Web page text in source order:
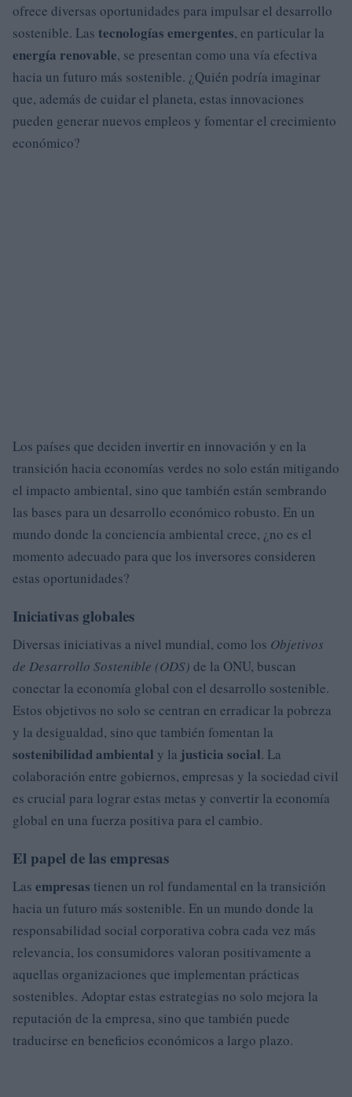
ofrece diversas oportunidades para impulsar el desarrollo
sostenible. Las tecnologías emergentes, en particular la
energía renovable, se presentan como una vía efectiva
hacia un futuro más sostenible. ¿Quién podría imaginar
que, además de cuidar el planeta, estas innovaciones
pueden generar nuevos empleos y fomentar el crecimiento
económico?
Los países que deciden invertir en innovación y en la
transición hacia economías verdes no solo están mitigando
el impacto ambiental, sino que también están sembrando
las bases para un desarrollo económico robusto. En un
mundo donde la conciencia ambiental crece, ¿no es el
momento adecuado para que los inversores consideren
estas oportunidades?
Iniciativas globales
Diversas iniciativas a nivel mundial, como los Objetivos
de Desarrollo Sostenible (ODS) de la ONU, buscan
conectar la economía global con el desarrollo sostenible.
Estos objetivos no solo se centran en erradicar la pobreza
y la desigualdad, sino que también fomentan la
sostenibilidad ambiental y la justicia social. La
colaboración entre gobiernos, empresas y la sociedad civil
es crucial para lograr estas metas y convertir la economía
global en una fuerza positiva para el cambio.
El papel de las empresas
Las empresas tienen un rol fundamental en la transición
hacia un futuro más sostenible. En un mundo donde la
responsabilidad social corporativa cobra cada vez más
relevancia, los consumidores valoran positivamente a
aquellas organizaciones que implementan prácticas
sostenibles. Adoptar estas estrategias no solo mejora la
reputación de la empresa, sino que también puede
traducirse en beneficios económicos a largo plazo.